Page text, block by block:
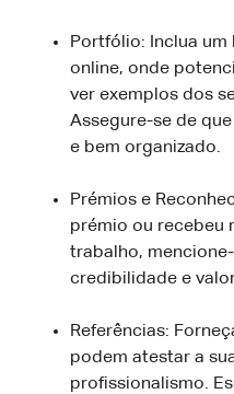
Portfólio: Inclua
online, onde
ver exemplos dos
Assegure-se de
e bem organizado.
Prémios e
prémio ou recebeu
trabalho,
credibilidade e
Referências:
podem atestar a
profissionalismo.